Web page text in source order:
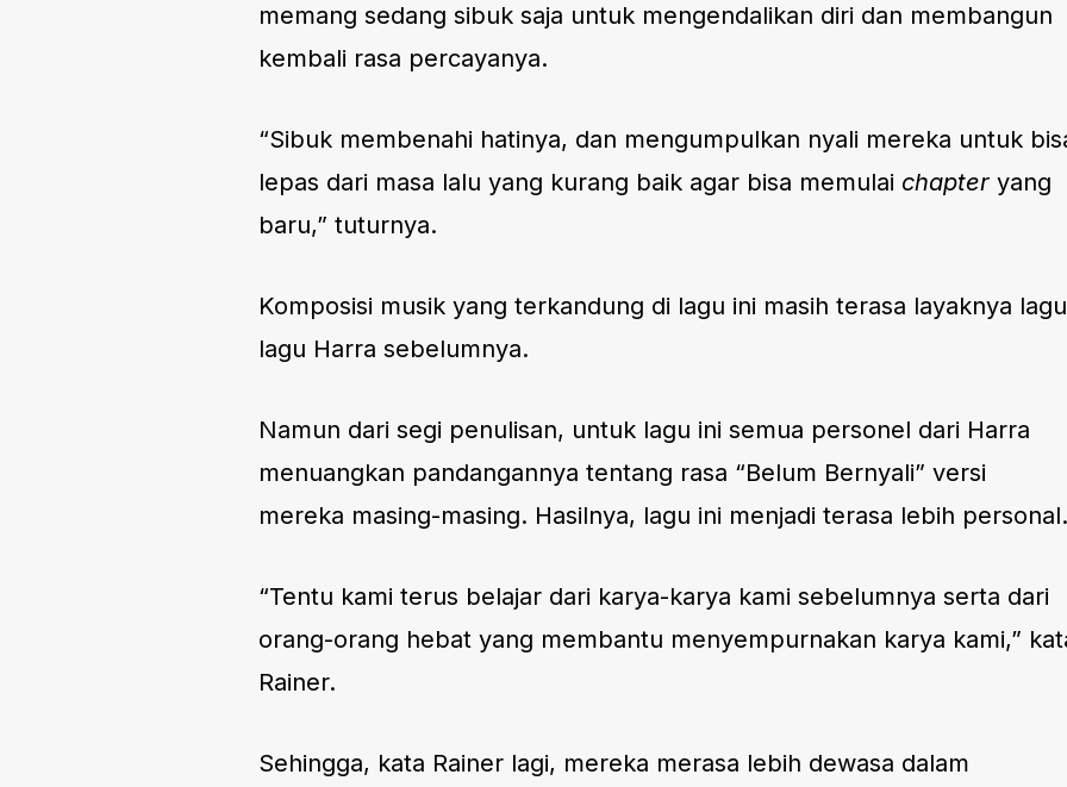
memang sedang sibuk saja untuk mengendalikan diri dan membangun
kembali rasa percayanya.
“Sibuk membenahi hatinya, dan mengumpulkan nyali mereka untuk
lepas dari masa lalu yang kurang baik agar bisa memulai chapter yang
baru,” tuturnya.
Komposisi musik yang terkandung di lagu ini masih terasa layaknya
lagu Harra sebelumnya.
Namun dari segi penulisan, untuk lagu ini semua personel dari Harra
menuangkan pandangannya tentang rasa “Belum Bernyali” versi
mereka masing-masing. Hasilnya, lagu ini menjadi terasa lebih
“Tentu kami terus belajar dari karya-karya kami sebelumnya serta dari
orang-orang hebat yang membantu menyempurnakan karya kami,”
Rainer.
Sehingga, kata Rainer lagi, mereka merasa lebih dewasa dalam